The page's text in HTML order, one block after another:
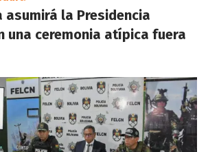
asumirá la Presidencia
una ceremonia atípica fuera